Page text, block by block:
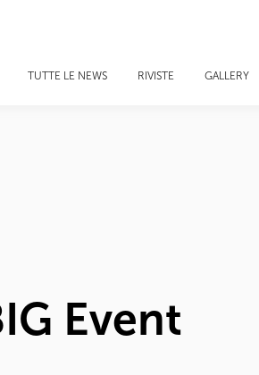
TUTTE LE NEWS RIVISTE GALLERY
Event